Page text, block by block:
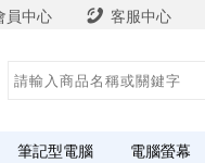
員中心 客服中心
筆記型電腦 電腦螢幕